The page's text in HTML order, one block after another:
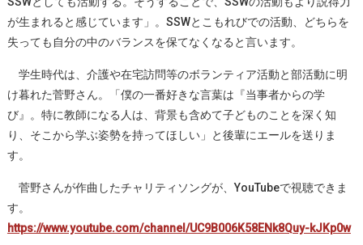
が生まれると感じています」。SSWとこもれびでの活動、どちらを
失っても自分の中のバランスを保てなくなると言います。
学生時代は、介護や在宅訪問等のボランティア活動と部活動に明
け暮れた菅野さん。「僕の一番好きな言葉は『当事者からの学
び』。特に教師になる人は、背景も含めて子どものことを深く知
り、そこから学ぶ姿勢を持ってほしい」と後輩にエールを送りま
す。
菅野さんが作曲したチャリティソングが、YouTubeで視聴できま
す。
https://www.youtube.com/channel/UC9B006K58ENk8Quy-kJKp0w